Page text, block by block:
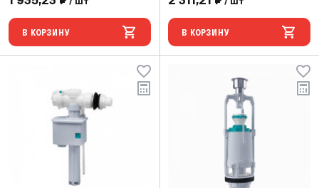
05), (1шт.20уп)
В КОРЗИНУ
(1шт.20уп)
В КОРЗИНУ